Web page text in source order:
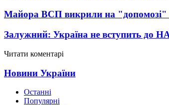
Майора ВСП викрили на "допомозі"
Залужний: Україна не вступить до
Читати коментарі
Новини України
Останні
Популярні